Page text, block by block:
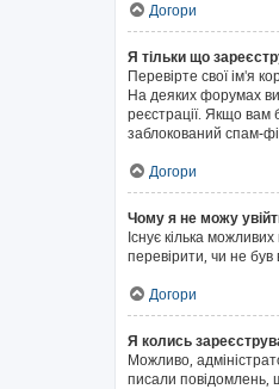
Догори
Я тільки що
Перевірте свої ім'я
На деяких форумах
реєстрації. Якщо
заблокований спам-
Догори
Чому я не можу
Існує кілька
перевірити, чи не
Догори
Я колись
Можливо,
писали повідомлень,